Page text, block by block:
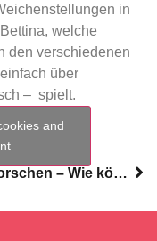
in
welche
den verschiedenen
über
– spielt.
and
Wir forschen – Wie können wir den Beziehungsraum zwischen uns vertiefen und zugleich produktiv sein?